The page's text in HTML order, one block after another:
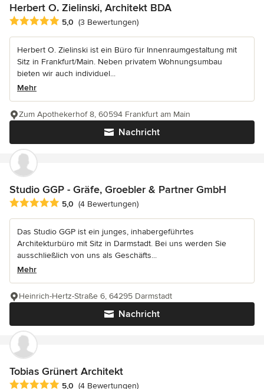
Herbert O. Zielinski, Architekt BDA
Durchschnittliche Bewertung: 5 von 5 Sternen
5,0 (3 Bewertungen)
Herbert O. Zielinski ist ein Büro für Innenraumgestaltung mit
Sitz in Frankfurt/Main. Neben privatem Wohnungsumbau
bieten wir auch individuel...
Mehr
Nachricht
Zum Apothekerhof 8, 60594 Frankfurt am Main
Studio GGP - Gräfe, Groebler & Partner GmbH
Durchschnittliche Bewertung: 5 von 5 Sternen
5,0 (4 Bewertungen)
Das Studio GGP ist ein junges, inhabergeführtes
Architekturbüro mit Sitz in Darmstadt. Bei uns werden Sie
ausschließlich von uns als Geschäfts...
Mehr
Nachricht
Heinrich-Hertz-Straße 6, 64295 Darmstadt
Tobias Grünert Architekt
Durchschnittliche Bewertung: 5 von 5 Sternen
5,0 (4 Bewertungen)